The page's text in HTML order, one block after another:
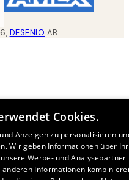
, DESENIO AB
Cookies.
Anzeigen zu personalisieren
Wir geben Informationen über
Werbe- und Analysepartner
Informationen